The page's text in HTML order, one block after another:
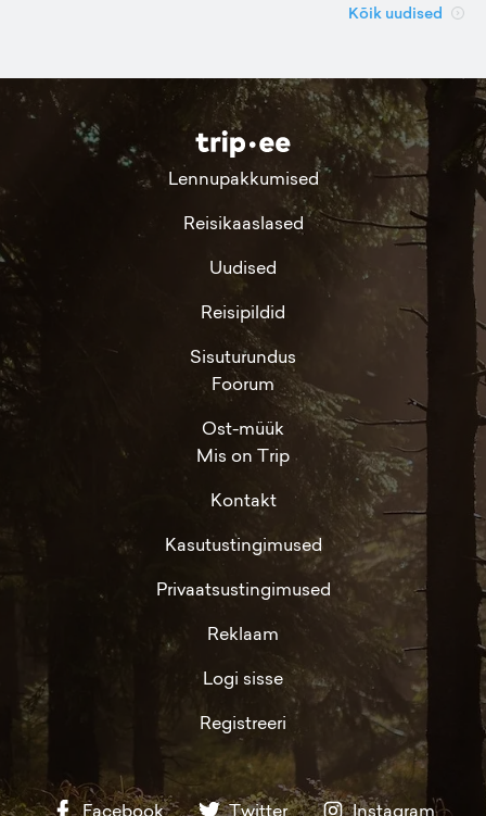
Kõik uudised
Lennupakkumised
Reisikaaslased
Uudised
Reisipildid
Sisuturundus
Foorum
Ost-müük
Mis on Trip
Kontakt
Kasutustingimused
Privaatsustingimused
Reklaam
Logi sisse
Registreeri
Facebook Twitter Instagram